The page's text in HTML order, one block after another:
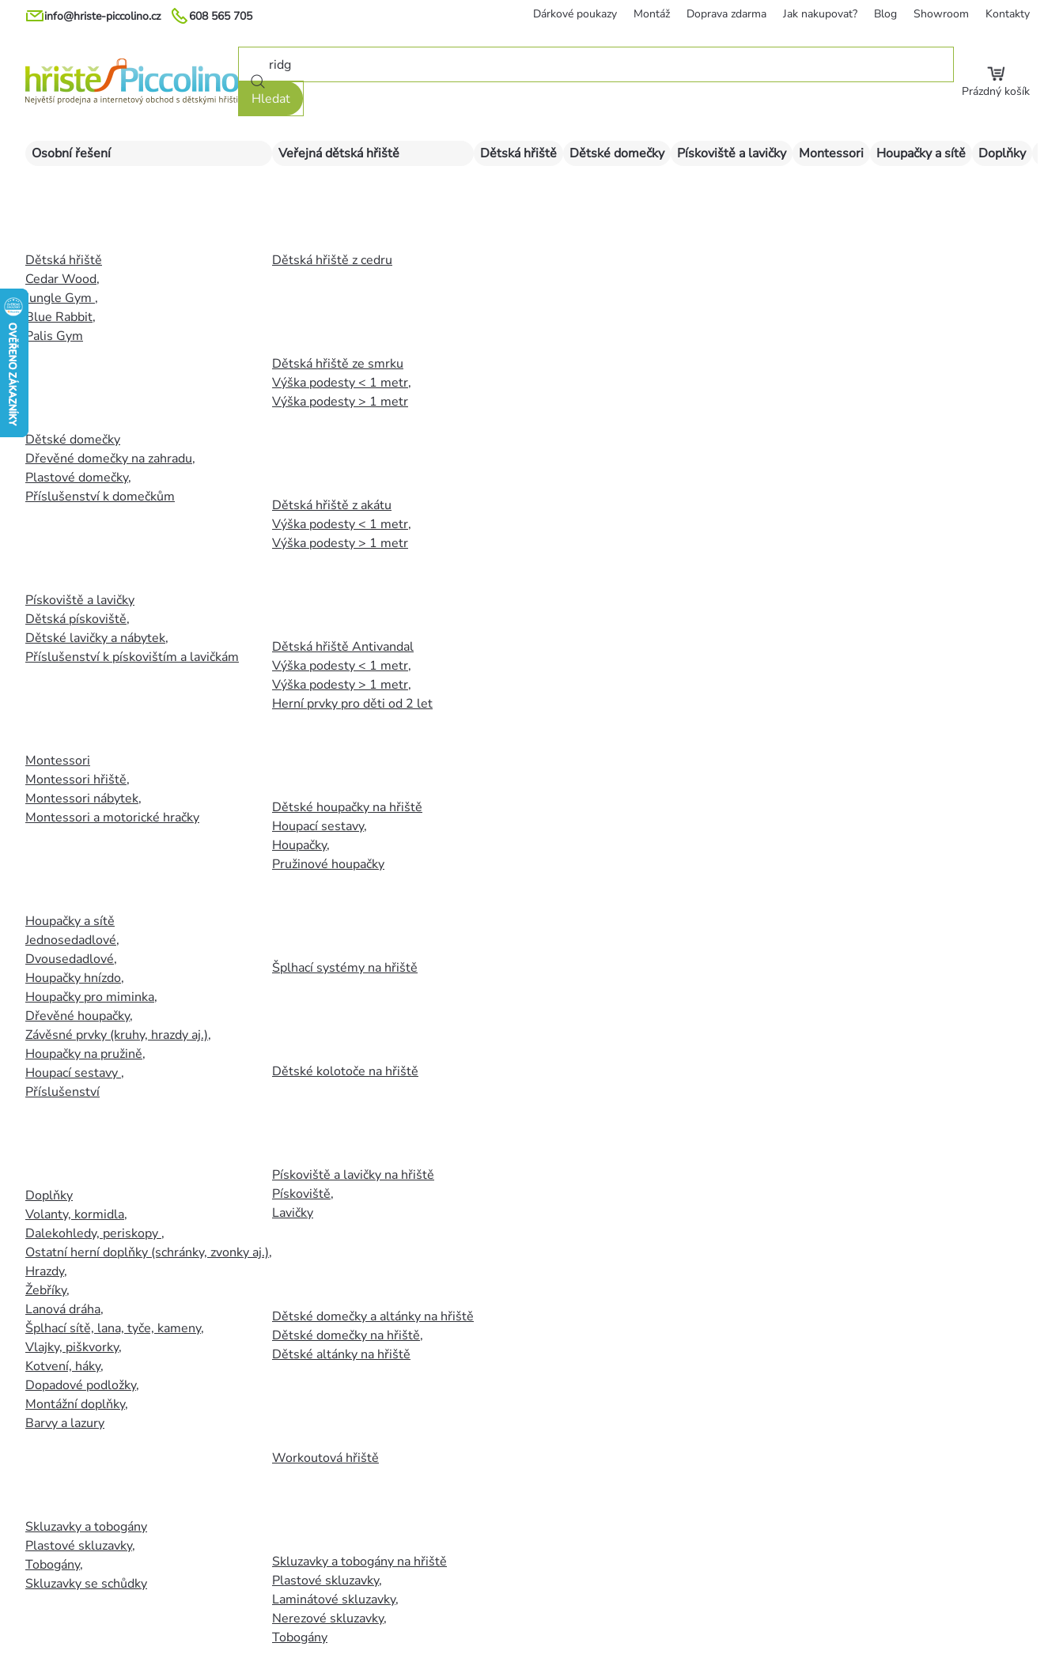
Přejít
608 565 705
info@hriste-piccolino.cz Dárkové poukazy Montáž Doprava zdarma Jak nakupovat? Blog Showroom Kontakty
Hledat Prázdný košík
Osobní řešení
Dětská hřiště
Cedar Wood,
Jungle Gym ,
Blue Rabbit,
Palis Gym
Dětské domečky
Dřevěné domečky na zahradu,
Plastové domečky,
Příslušenství k domečkům
Pískoviště a lavičky
Dětská pískoviště,
Dětské lavičky a nábytek,
Příslušenství k pískovištím a lavičkám
Montessori
Montessori hřiště,
Montessori nábytek,
Montessori a motorické hračky
Houpačky a sítě
Jednosedadlové,
Dvousedadlové,
Houpačky hnízdo,
Houpačky pro miminka,
Dřevěné houpačky,
Závěsné prvky (kruhy, hrazdy aj.),
Houpačky na pružině,
Houpací sestavy ,
Příslušenství
Doplňky
Volanty, kormidla,
Dalekohledy, periskopy ,
Ostatní herní doplňky (schránky, zvonky aj.),
Hrazdy,
Žebříky,
Lanová dráha,
Šplhací sítě, lana, tyče, kameny,
Vlajky, piškvorky,
Kotvení, háky,
Dopadové podložky,
Montážní doplňky,
Barvy a lazury
Skluzavky a tobogány
Plastové skluzavky,
Tobogány,
Skluzavky se schůdky
Veřejná dětská hřiště
Dětská hřiště z cedru
Dětská hřiště ze smrku
Výška podesty < 1 metr,
Výška podesty > 1 metr
Dětská hřiště z akátu
Výška podesty < 1 metr,
Výška podesty > 1 metr
Dětská hřiště Antivandal
Výška podesty < 1 metr,
Výška podesty > 1 metr,
Herní prvky pro děti od 2 let
Dětské houpačky na hřiště
Houpací sestavy,
Houpačky,
Pružinové houpačky
Šplhací systémy na hřiště
Dětské kolotoče na hřiště
Pískoviště a lavičky na hřiště
Pískoviště,
Lavičky
Dětské domečky a altánky na hřiště
Dětské domečky na hřiště,
Dětské altánky na hřiště
Workoutová hřiště
Skluzavky a tobogány na hřiště
Plastové skluzavky,
Laminátové skluzavky,
Nerezové skluzavky,
Tobogány
Dětská hřiště Dětské domečky Pískoviště a lavičky Montessori Houpačky a sítě Doplňky